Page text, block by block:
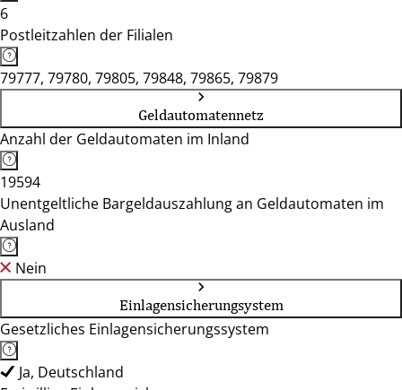
6
Postleitzahlen der Filialen
79777, 79780, 79805, 79848, 79865, 79879
Geldautomatennetz
Anzahl der Geldautomaten im Inland
19594
Unentgeltliche Bargeldauszahlung an Geldautomaten im
Ausland
Nein
Einlagensicherungsystem
Gesetzliches Einlagensicherungssystem
Ja, Deutschland